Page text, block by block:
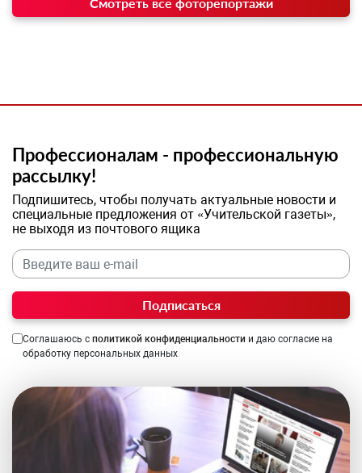
Профессионалам - профессиональную
рассылку!
Подпишитесь, чтобы получать актуальные новости и
специальные предложения от «Учительской газеты»,
не выходя из почтового ящика
Подписаться
Соглашаюсь с политикой конфиденциальности и даю согласие на
обработку персональных данных